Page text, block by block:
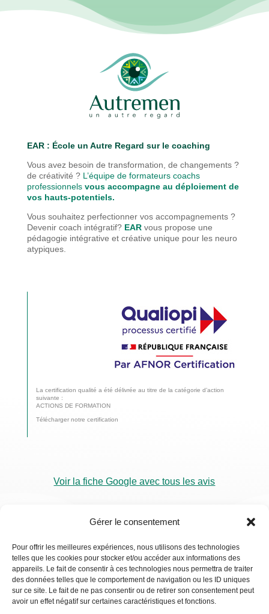
Gérer le consentement
Pour offrir les meilleures expériences, nous utilisons des technologies
telles que les cookies pour stocker et/ou accéder aux informations des
appareils. Le fait de consentir à ces technologies nous permettra de traiter
des données telles que le comportement de navigation ou les ID uniques
sur ce site. Le fait de ne pas consentir ou de retirer son consentement peut
avoir un effet négatif sur certaines caractéristiques et fonctions.
EAR : École un Autre Regard sur le coaching
Vous avez besoin de transformation, de changements ?
de créativité ? L’équipe de formateurs coachs
professionnels vous accompagne au déploiement de
vos hauts-potentiels.
Vous souhaitez perfectionner vos accompagnements ?
Devenir coach intégratif? EAR vous propose une
pédagogie intégrative et créative unique pour les neuro
atypiques.
La certification qualité a été délivrée au titre de la catégorie d’action
suivante :
ACTIONS DE FORMATION
Télécharger notre certification
Voir la fiche Google avec tous les avis
RDV
Visio